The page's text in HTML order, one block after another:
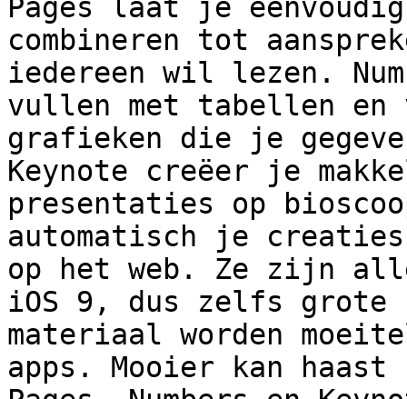
Pages laat je
combineren tot
iedereen wil lezen.
vullen met tabellen
grafieken die je
Keynote creëer je
presentaties op
automatisch je
op het web. Ze zijn
iOS 9, dus zelfs grote
materiaal worden
apps. Mooier kan